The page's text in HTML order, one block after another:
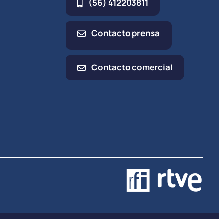
(56) 412203811
Contacto prensa
Contacto comercial